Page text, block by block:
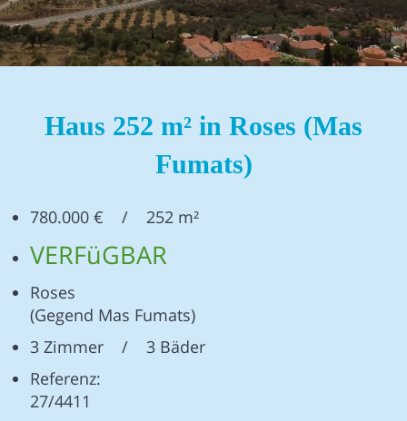
Haus 252 m² in Roses (Mas
Fumats)
780.000 € / 252 m²
VERFüGBAR
Roses
(Gegend Mas Fumats)
3 Zimmer / 3 Bäder
Referenz:
27/4411